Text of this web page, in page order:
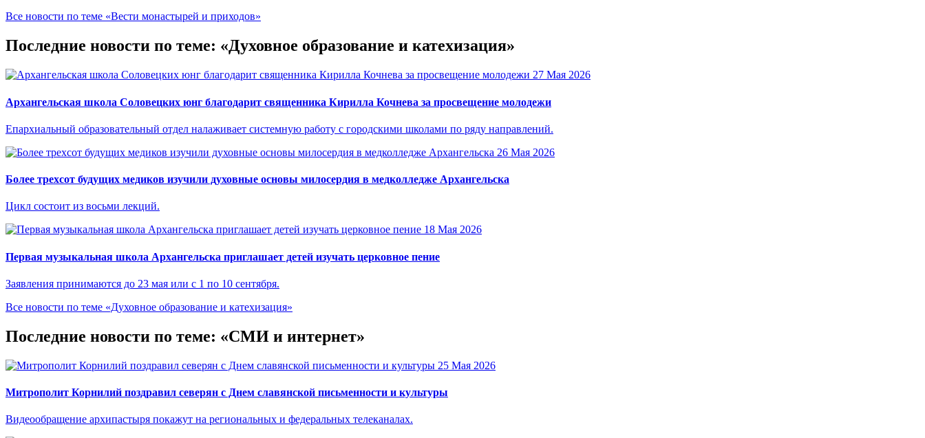
Все новости по теме «Вести монастырей и приходов»
Последние новости по теме: «Духовное образование и катехизация»
27 Мая 2026
Архангельская школа Соловецких юнг благодарит священника Кирилла Кочнева за просвещение молодежи
Епархиальный образовательный отдел налаживает системную работу с городскими школами по ряду направлений.
26 Мая 2026
Более трехсот будущих медиков изучили духовные основы милосердия в медколледже Архангельска
Цикл состоит из восьми лекций.
18 Мая 2026
Первая музыкальная школа Архангельска приглашает детей изучать церковное пение
Заявления принимаются до 23 мая или с 1 по 10 сентября.
Все новости по теме «Духовное образование и катехизация»
Последние новости по теме: «СМИ и интернет»
25 Мая 2026
Митрополит Корнилий поздравил северян с Днем славянской письменности и культуры
Видеообращение архипастыря покажут на региональных и федеральных телеканалах.